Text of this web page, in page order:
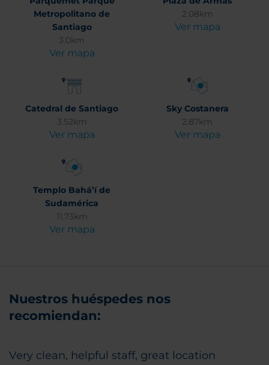
Metropolitano de
Santiago
3.0km
Ver mapa
2.08km
Ver mapa
Catedral de Santiago
3.52km
Ver mapa
Sky Costanera
2.87km
Ver mapa
Templo Bahá’í de
Sudamérica
11.73km
Ver mapa
Nuestros huéspedes nos
recomiendan:
Very clean, helpful staff, great location